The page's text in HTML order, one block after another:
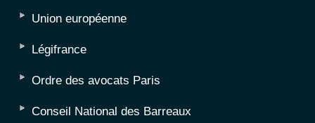
Union européenne
Légifrance
Ordre des avocats Paris
Conseil National des Barreaux